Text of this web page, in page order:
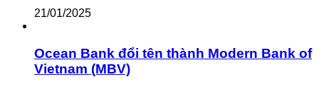
21/01/2025
Ocean Bank đổi tên thành Modern Bank of
Vietnam (MBV)